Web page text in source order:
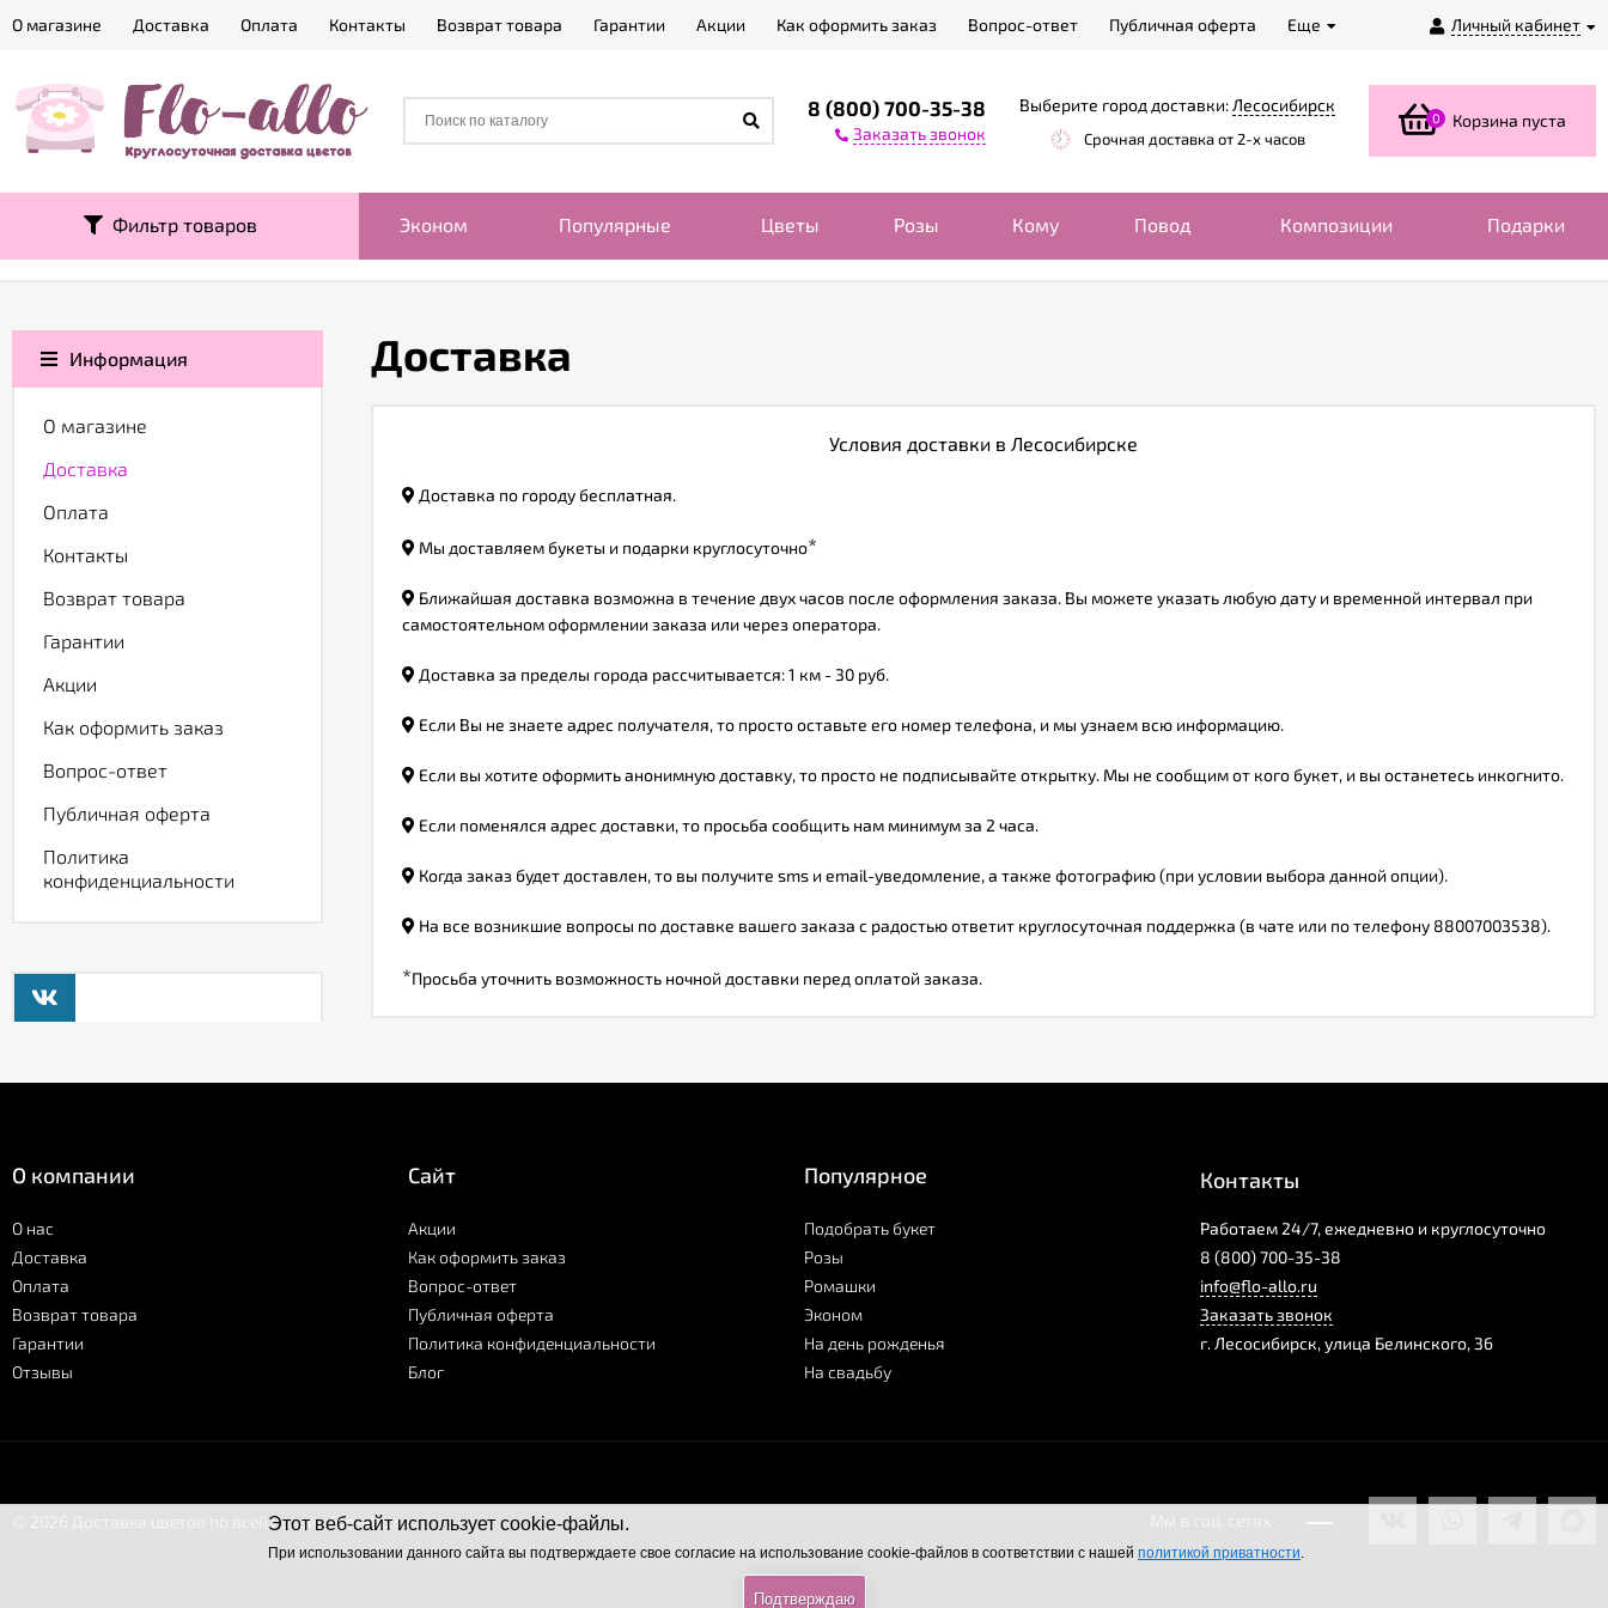
Этот веб-сайт использует cookie-файлы.
При использовании данного сайта вы подтверждаете свое согласие на использование cookie-файлов в соответствии с нашей политикой приватности.
Подтверждаю
Личный кабинет
О магазине Доставка Оплата Контакты Возврат товара Гарантии Акции Как оформить заказ Вопрос-ответ Публичная оферта Еще
8 (800) 700-35-38
Заказать звонок
Выберите город доставки:Лесосибирск
Срочная доставка от 2-х часов
0 Корзина пуста
Фильтр товаров Эконом Популярные Цветы Розы Кому Повод Композиции Подарки
Доставка
Условия доставки в Лесосибирске
Доставка по городу бесплатная.
Мы доставляем букеты и подарки круглосуточно*
Ближайшая доставка возможна в течение двух часов после оформления заказа. Вы можете указать любую дату и временной интервал при
самостоятельном оформлении заказа или через оператора.
Доставка за пределы города рассчитывается: 1 км - 30 руб.
Если Вы не знаете адрес получателя, то просто оставьте его номер телефона, и мы узнаем всю информацию.
Если вы хотите оформить анонимную доставку, то просто не подписывайте открытку. Мы не сообщим от кого букет, и вы останетесь инкогнито.
Если поменялся адрес доставки, то просьба сообщить нам минимум за 2 часа.
Когда заказ будет доставлен, то вы получите sms и email-уведомление, а также фотографию (при условии выбора данной опции).
На все возникшие вопросы по доставке вашего заказа с радостью ответит круглосуточная поддержка (в чате или по телефону 88007003538).
*Просьба уточнить возможность ночной доставки перед оплатой заказа.
Информация
О магазине
Доставка
Оплата
Контакты
Возврат товара
Гарантии
Акции
Как оформить заказ
Вопрос-ответ
Публичная оферта
Политика
конфиденциальности
О компании
О нас
Доставка
Оплата
Возврат товара
Гарантии
Отзывы
Сайт
Акции
Как оформить заказ
Вопрос-ответ
Публичная оферта
Политика конфиденциальности
Блог
Популярное
Подобрать букет
Розы
Ромашки
Эконом
На день рожденья
На свадьбу
Контакты
Работаем 24/7, ежедневно и круглосуточно
8 (800) 700-35-38
info@flo-allo.ru
Заказать звонок
г.Лесосибирск,улица Белинского, 36
Мы в соц. сетях
© 2026 Доставка цветов по всей России Flo-allo.ru